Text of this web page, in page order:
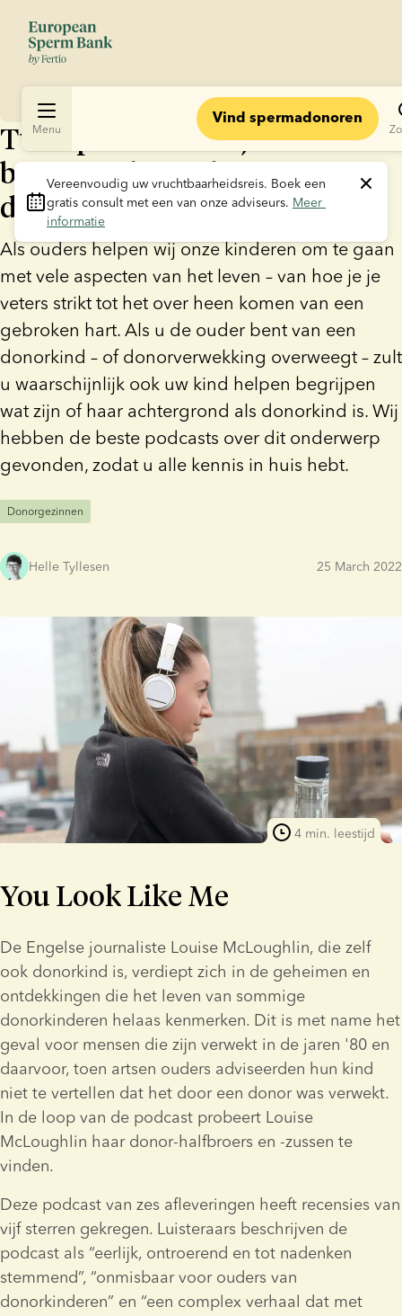
Menu
Vind spermadonoren
Vereenvoudig uw vruchtbaarheidsreis. Boek een
gratis consult met een van onze adviseurs. Meer
informatie
Twee podcasts die jouw een
betere ouder maken voor je
donorkind
Als ouders helpen wij onze kinderen om te gaan
met vele aspecten van het leven – van hoe je je
veters strikt tot het over heen komen van een
gebroken hart. Als u de ouder bent van een
donorkind – of donorverwekking overweegt – zult
u waarschijnlijk ook uw kind helpen begrijpen
wat zijn of haar achtergrond als donorkind is. Wij
hebben de beste podcasts over dit onderwerp
gevonden, zodat u alle kennis in huis hebt.
Donorgezinnen
Helle Tyllesen 25 March 2022
4 min. leestijd
You Look Like Me
De Engelse journaliste Louise McLoughlin, die zelf
ook donorkind is, verdiept zich in de geheimen en
ontdekkingen die het leven van sommige
donorkinderen helaas kenmerken. Dit is met name het
geval voor mensen die zijn verwekt in de jaren '80 en
daarvoor, toen artsen ouders adviseerden hun kind
niet te vertellen dat het door een donor was verwekt.
In de loop van de podcast probeert Louise
McLoughlin haar donor-halfbroers en -zussen te
vinden.
Deze podcast van zes afleveringen heeft recensies van
vijf sterren gekregen. Luisteraars beschrijven de
podcast als “eerlijk, ontroerend en tot nadenken
stemmend”, “onmisbaar voor ouders van
donorkinderen” en “een complex verhaal dat met